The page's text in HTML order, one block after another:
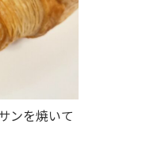
ンを焼いて